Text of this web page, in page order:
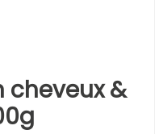
cheveux &